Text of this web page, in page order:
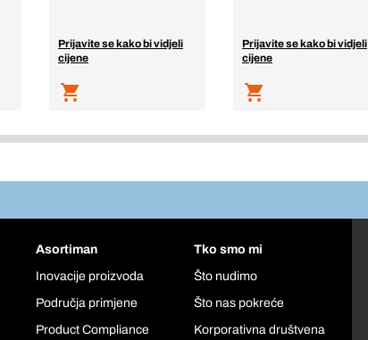
Prijavite se kako bi vidjeli
cijene
Prijavite se kako bi vidjeli
cijene
Asortiman
Inovacije proizvoda
Područja primjene
Product Compliance
Tko smo mi
Što nudimo
Što nas pokreće
Korporativna društvena